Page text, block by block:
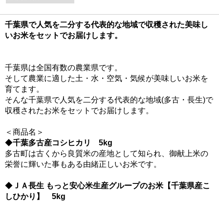
千葉県で人気を二分する代表的な地域で収穫された美味し
いお米をセットでお届けします。
千葉県は全国有数の農業県です。
そして農業に適した土・水・空気・気候が美味しいお米を
育てます。
そんな千葉県で人気を二分する代表的な地域(多古・長生)で
収穫されたお米をセットでお届けします。
＜商品名＞
◆千葉多古産コシヒカリ 5kg
多古町は古くから良質米の産地として知られ、御献上米の
栄誉に輝いた事もある由緒正しいお米です。
◆ ＪＡ長生 もっと安心米生産グループのお米【千葉県産こ
しひかり】 5kg